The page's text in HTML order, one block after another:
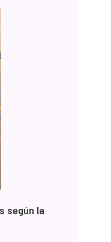
según la